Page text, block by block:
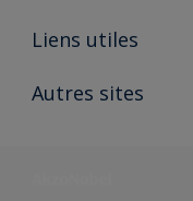
A propos de Sikkens
Liens utiles
Ouvrir un magasin PASS
Autres sites